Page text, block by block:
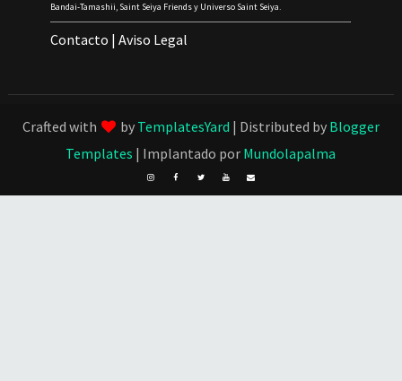
Bandai-Tamashii, Saint Seiya Friends y Universo Saint Seiya.
Contacto |Aviso Legal
Crafted with by TemplatesYard | Distributed by Blogger
Templates | Implantado por Mundolapalma